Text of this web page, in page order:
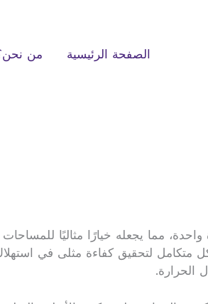
الصفحة الرئيسية من
مما يجعله خيارًا مثاليًا للمساحات
متكامل لتحقيق كفاءة مثلى في
الحرارة.